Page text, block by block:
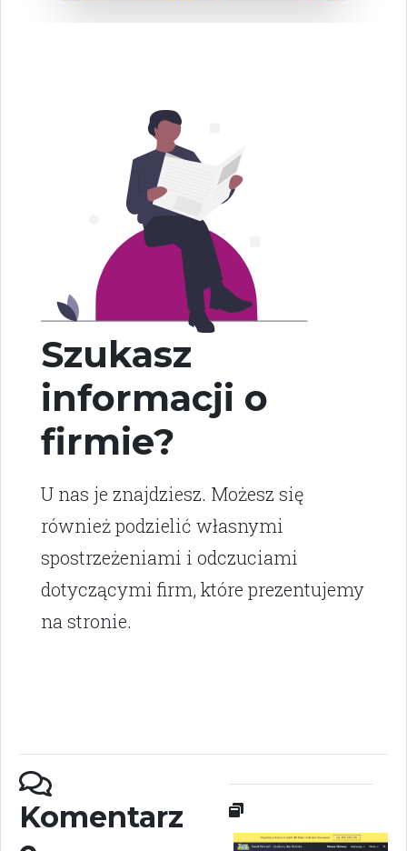
Szukasz
informacji o
firmie?
U nas je znajdziesz. Możesz się
również podzielić własnymi
spostrzeżeniami i odczuciami
dotyczącymi firm, które prezentujemy
na stronie.
Komentarz